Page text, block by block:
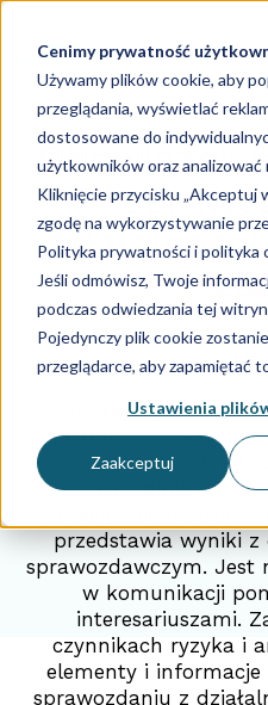
Cenimy prywatność
Używamy plików cookie, aby
przeglądania, wyświetlać
dostosowane do
użytkowników oraz
Kliknięcie przycisku „Akceptuj
zgodę na wykorzystywanie
Polityka prywatności i polityka
Jeśli odmówisz, Twoje
podczas odwiedzania tej
Pojedynczy plik cookie
przeglądarce, aby zapamiętać
Ustawienia
Zaakceptuj
Obowiązek
Sprawozdanie z
integralną częścią
jednak stanowi
Sprawozdanie to
sytuację majątkową i
przedstawia wyniki z
sprawozdawczym. Jest
w komunikacji
interesariuszami.
czynnikach ryzyka i
elementy i informacje
sprawozdaniu z